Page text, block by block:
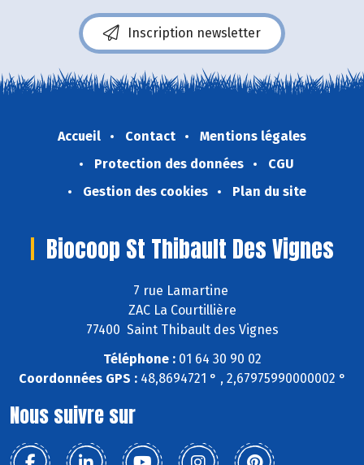
Inscription newsletter
Accueil Contact
Mentions légales
Protection des données
CGU
Gestion des cookies
Plan du site
Biocoop St Thibault Des Vignes
7 rue Lamartine
ZAC La Courtillière
77400 Saint Thibault des Vignes
Téléphone :01 64 30 90 02
Coordonnées GPS :48,8694721 ° , 2,67975990000002 °
Nous suivre sur